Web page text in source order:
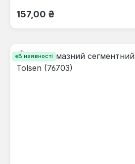
Звичайна ціна:
157,00 ₴
В наявності